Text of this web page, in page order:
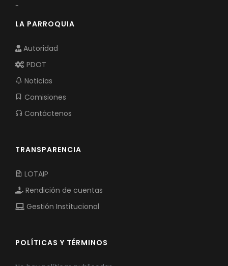
-
LA PARROQUIA
Autoridad
PDOT
Noticias
Comisiones
Contáctenos
TRANSPARENCIA
LOTAIP
Rendición de cuentas
Gestión Institucional
POLÍTICAS Y TÉRMINOS